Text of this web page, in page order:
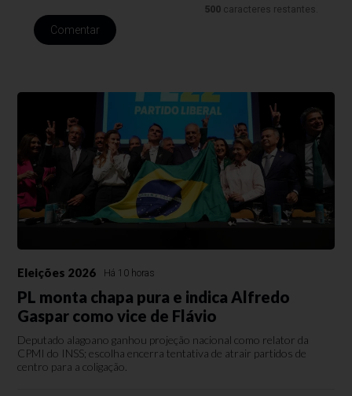
500 caracteres restantes.
Comentar
Eleições 2026 Há 10 horas
PL monta chapa pura e indica Alfredo
Gaspar como vice de Flávio
Deputado alagoano ganhou projeção nacional como relator da
CPMI do INSS; escolha encerra tentativa de atrair partidos de
centro para a coligação.